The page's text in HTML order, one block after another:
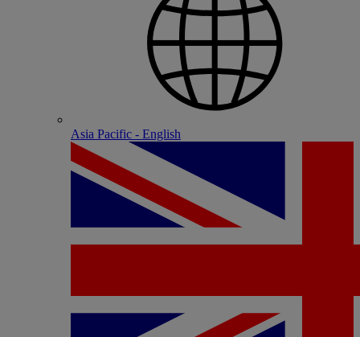
Asia Pacific - English